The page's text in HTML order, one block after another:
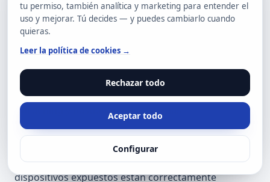
Gestión de vulnerabilidades
Auditoría de infraestructura y red
SOC gestionado
Threat hunting
Respuesta a incidentes
Hardening y bastionado de sistemas
NIS2
Si quieres revisar si tus controladores de red,
pasarelas, VPN, conversores industriales o
dispositivos expuestos están correctamente
tu permiso, también analítica y marketing para entender el
uso y mejorar. Tú decides — y puedes cambiarlo cuando
quieras.
Leer la política de cookies →
Rechazar todo
Aceptar todo
Configurar